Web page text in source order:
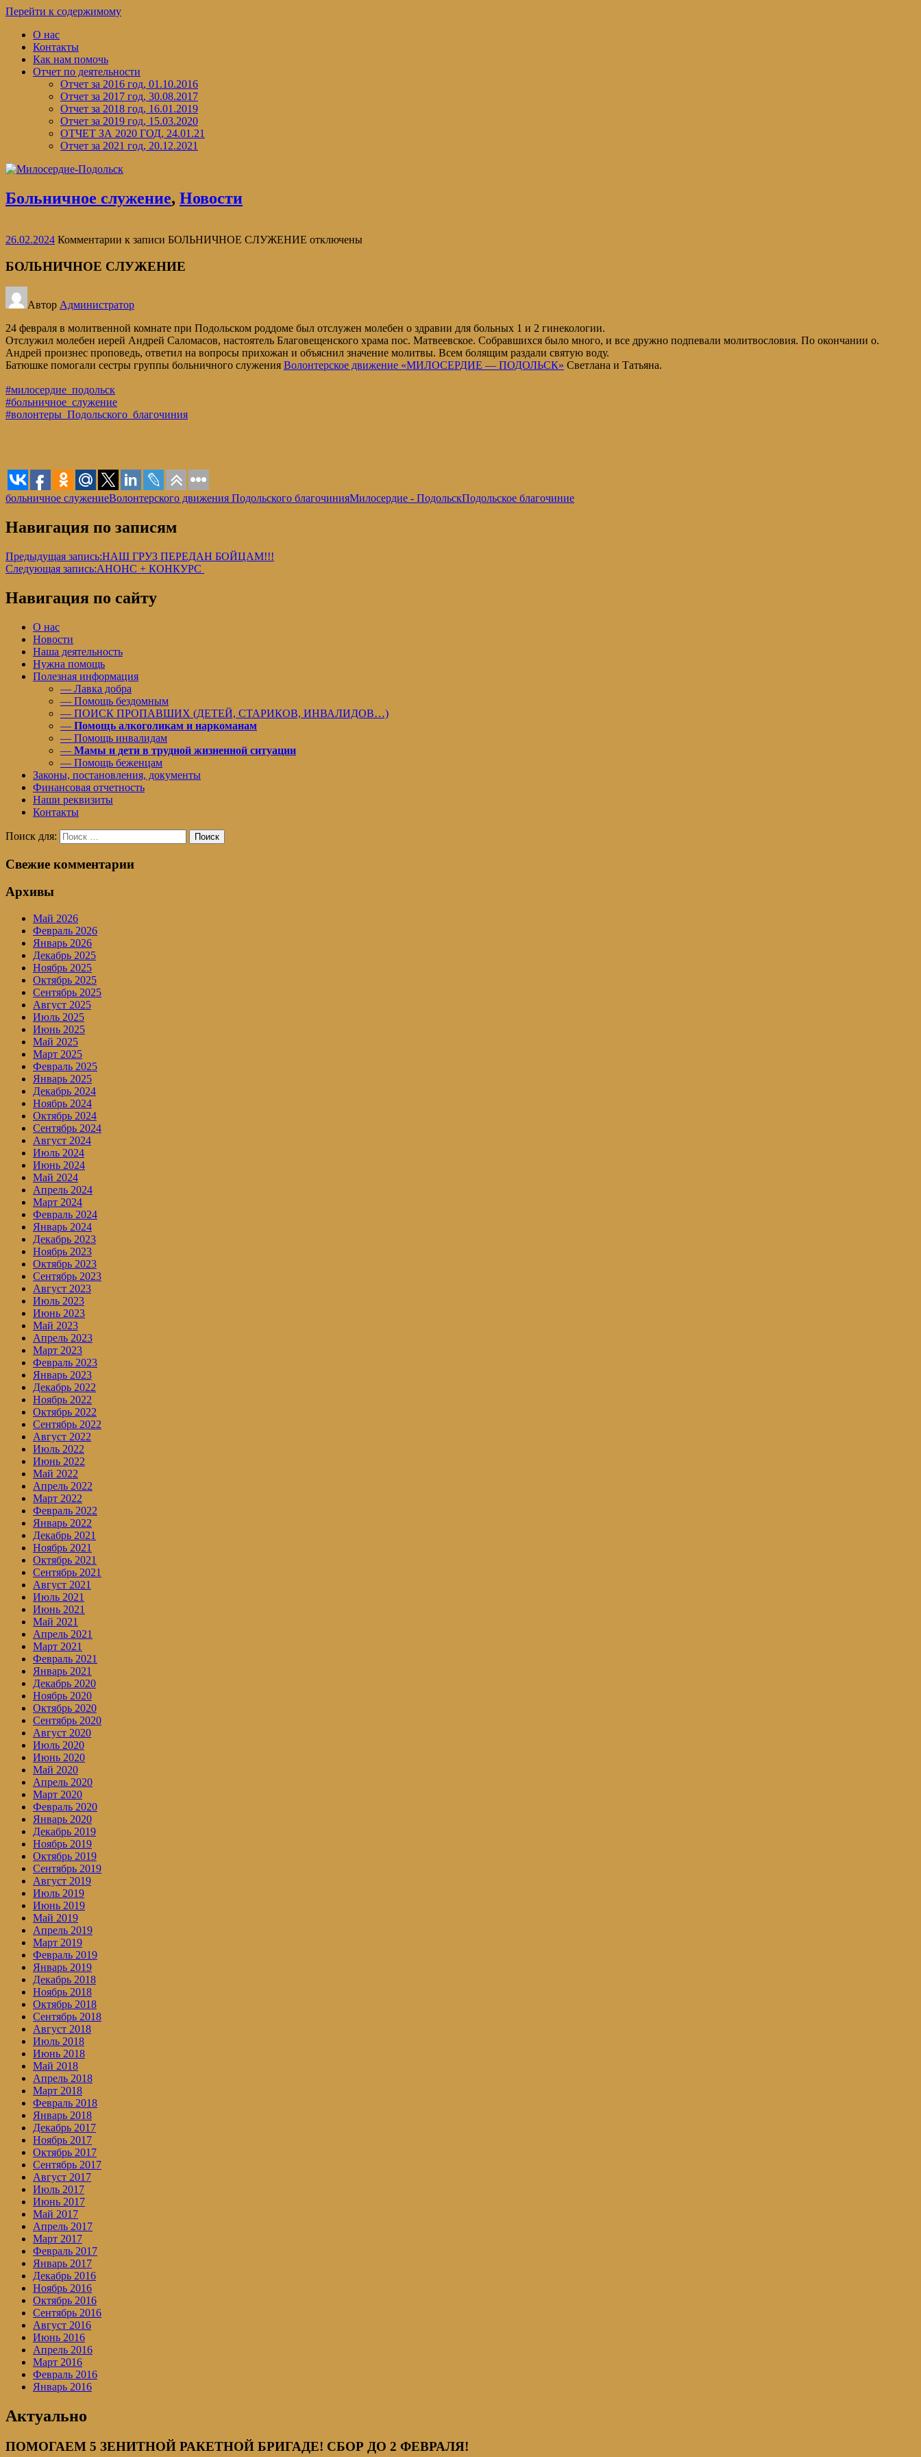
Перейти к содержимому
О нас
Контакты
Как нам помочь
Отчет по деятельности
Отчет за 2016 год, 01.10.2016
Отчет за 2017 год, 30.08.2017
Отчет за 2018 год, 16.01.2019
Отчет за 2019 год, 15.03.2020
ОТЧЕТ ЗА 2020 ГОД, 24.01.21
Отчет за 2021 год, 20.12.2021
Больничное служение, Новости
26.02.2024 Комментарии к записи БОЛЬНИЧНОЕ СЛУЖЕНИЕ отключены
БОЛЬНИЧНОЕ СЛУЖЕНИЕ
Автор Администратор
24 февраля в молитвенной комнате при Подольском роддоме был отслужен молебен о здравии для больных 1 и 2 гинекологии.
Отслужил молебен иерей Андрей Саломасов, настоятель Благовещенского храма пос. Матвеевское. Собравшихся было много, и все дружно подпевали молитвословия. По окончании о.
Андрей произнес проповедь, ответил на вопросы прихожан и объяснил значение молитвы. Всем болящим раздали святую воду.
Батюшке помогали сестры группы больничного служения Волонтерское движение «МИЛОСЕРДИЕ — ПОДОЛЬСК» Светлана и Татьяна.
#милосердие_подольск
#больничное_служение
#волонтеры_Подольского_благочиния
больничное служениеВолонтерского движения Подольского благочинияМилосердие - ПодольскПодольское благочиние
Навигация по записям
Предыдущая запись:НАШ ГРУЗ ПЕРЕДАН БОЙЦАМ!!!
Следующая запись:АНОНС + КОНКУРС
Навигация по сайту
О нас
Новости
Наша деятельность
Нужна помощь
Полезная информация
— Лавка добра
— Помощь бездомным
— ПОИСК ПРОПАВШИХ (ДЕТЕЙ, СТАРИКОВ, ИНВАЛИДОВ…)
— Помощь алкоголикам и наркоманам
— Помощь инвалидам
— Мамы и дети в трудной жизненной ситуации
— Помощь беженцам
Законы, постановления, документы
Финансовая отчетность
Наши реквизиты
Контакты
Поиск для: Поиск
Свежие комментарии
Архивы
Май 2026
Февраль 2026
Январь 2026
Декабрь 2025
Ноябрь 2025
Октябрь 2025
Сентябрь 2025
Август 2025
Июль 2025
Июнь 2025
Май 2025
Март 2025
Февраль 2025
Январь 2025
Декабрь 2024
Ноябрь 2024
Октябрь 2024
Сентябрь 2024
Август 2024
Июль 2024
Июнь 2024
Май 2024
Апрель 2024
Март 2024
Февраль 2024
Январь 2024
Декабрь 2023
Ноябрь 2023
Октябрь 2023
Сентябрь 2023
Август 2023
Июль 2023
Июнь 2023
Май 2023
Апрель 2023
Март 2023
Февраль 2023
Январь 2023
Декабрь 2022
Ноябрь 2022
Октябрь 2022
Сентябрь 2022
Август 2022
Июль 2022
Июнь 2022
Май 2022
Апрель 2022
Март 2022
Февраль 2022
Январь 2022
Декабрь 2021
Ноябрь 2021
Октябрь 2021
Сентябрь 2021
Август 2021
Июль 2021
Июнь 2021
Май 2021
Апрель 2021
Март 2021
Февраль 2021
Январь 2021
Декабрь 2020
Ноябрь 2020
Октябрь 2020
Сентябрь 2020
Август 2020
Июль 2020
Июнь 2020
Май 2020
Апрель 2020
Март 2020
Февраль 2020
Январь 2020
Декабрь 2019
Ноябрь 2019
Октябрь 2019
Сентябрь 2019
Август 2019
Июль 2019
Июнь 2019
Май 2019
Апрель 2019
Март 2019
Февраль 2019
Январь 2019
Декабрь 2018
Ноябрь 2018
Октябрь 2018
Сентябрь 2018
Август 2018
Июль 2018
Июнь 2018
Май 2018
Апрель 2018
Март 2018
Февраль 2018
Январь 2018
Декабрь 2017
Ноябрь 2017
Октябрь 2017
Сентябрь 2017
Август 2017
Июль 2017
Июнь 2017
Май 2017
Апрель 2017
Март 2017
Февраль 2017
Январь 2017
Декабрь 2016
Ноябрь 2016
Октябрь 2016
Сентябрь 2016
Август 2016
Июнь 2016
Апрель 2016
Март 2016
Февраль 2016
Январь 2016
Актуально
ПОМОГАЕМ 5 ЗЕНИТНОЙ РАКЕТНОЙ БРИГАДЕ! СБОР ДО 2 ФЕВРАЛЯ!